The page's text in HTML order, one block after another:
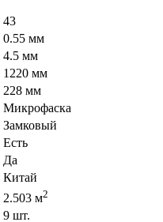
43
0.55 мм
4.5 мм
1220 мм
228 мм
Микрофаска
Замковый
Есть
Да
Китай
2.503 м2
9 шт.